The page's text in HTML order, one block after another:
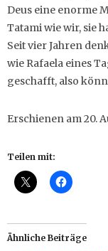
Deus eine enorme
Tatami wie wir, sie
Seit vier Jahren
wie Rafaela eines
geschafft, also
Erschienen am 20.
Teilen mit:
Ähnliche Beiträge